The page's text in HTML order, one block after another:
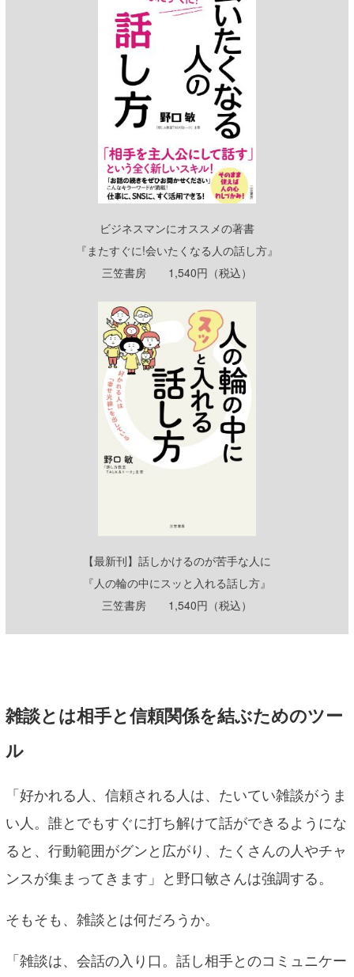
ビジネスマンにオススメの著書
『またすぐに!会いたくなる人の話し方』
三笠書房 1,540円（税込）
【最新刊】話しかけるのが苦手な人に
『人の輪の中にスッと入れる話し方』
三笠書房 1,540円（税込）
雑談とは相手と信頼関係を結ぶためのツー
ル
「好かれる人、信頼される人は、たいてい雑談がうま
い人。誰とでもすぐに打ち解けて話ができるようにな
ると、行動範囲がグンと広がり、たくさんの人やチャ
ンスが集まってきます」と野口敏さんは強調する。
そもそも、雑談とは何だろうか。
「雑談は、会話の入り口。話し相手とのコミュニケー